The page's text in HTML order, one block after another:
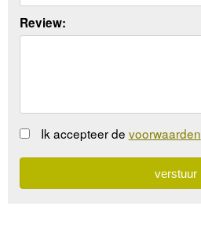
Review:
Ik accepteer de voorwaarden